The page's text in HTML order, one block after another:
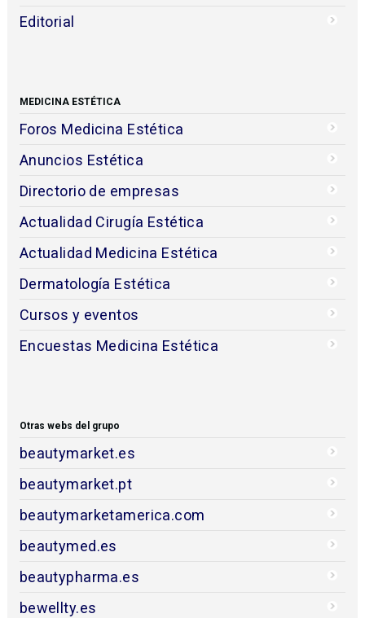
Editorial
MEDICINA ESTÉTICA
Foros Medicina Estética
Anuncios Estética
Directorio de empresas
Actualidad Cirugía Estética
Actualidad Medicina Estética
Dermatología Estética
Cursos y eventos
Encuestas Medicina Estética
Otras webs del grupo
beautymarket.es
beautymarket.pt
beautymarketamerica.com
beautymed.es
beautypharma.es
bewellty.es